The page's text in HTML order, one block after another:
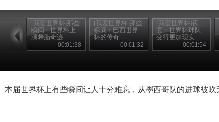
[我爱世界杯]那些
瞬间：世界杯上
演希腊奇迹
00:01:38
[我爱世界杯]那些
瞬间：巴西世界
杯的传奇
00:01:32
[我爱世界杯]夜
宴：世界杯球队
变得更加现实
00:01:54
本届世界杯上有些瞬间让人十分难忘，从墨西哥队的进球被